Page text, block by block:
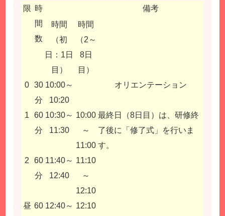
限 時
間
数
時間
（初
日：1日
目）
時間
（2～
8日
目）
備考
0 30
分
10:00～
10:20
オリエンテーション
1
60
分
10:30～
11:30
10:00
～
11:00
最終日（8日目）は、研修終
了後に「修了式」を行いま
す。
2
60
分
11:40～
12:40
11:10
～
12:10
昼 60 12:40～ 12:10